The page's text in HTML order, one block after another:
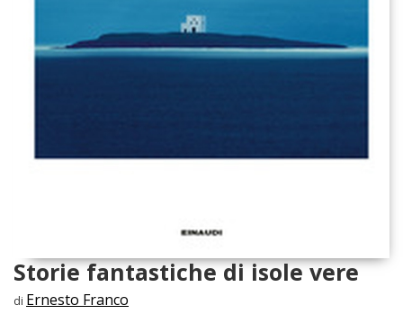
Storie fantastiche di isole vere
di Ernesto Franco